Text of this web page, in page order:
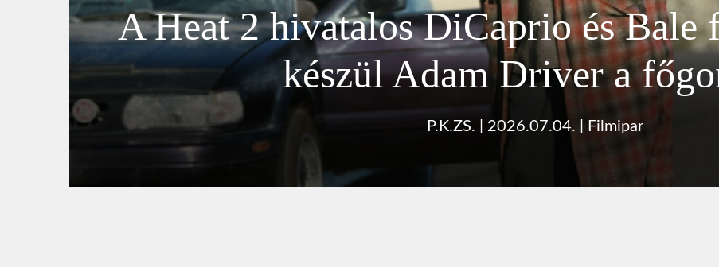
A Heat 2 hivatalos DiCaprio és Bale
készül Adam Driver a
P.K.ZS. 2026.07.04. Filmipar